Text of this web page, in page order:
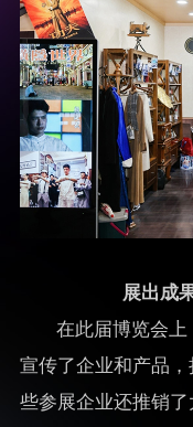
展出成
在此届博览会上
宣传了企业和产品
些参展企业还推销